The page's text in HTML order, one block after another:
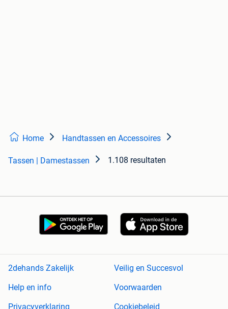
Home Handtassen en Accessoires
Tassen | Damestassen 1.108 resultaten
2dehands Zakelijk
Veilig en Succesvol
Help en info
Voorwaarden
Privacyverklaring
Cookiebeleid